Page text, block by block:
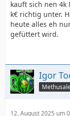
kauft sich nen
k€ richtig unter.
heute alles eh
gefüttert wird.
Igor
12. August 2025 um